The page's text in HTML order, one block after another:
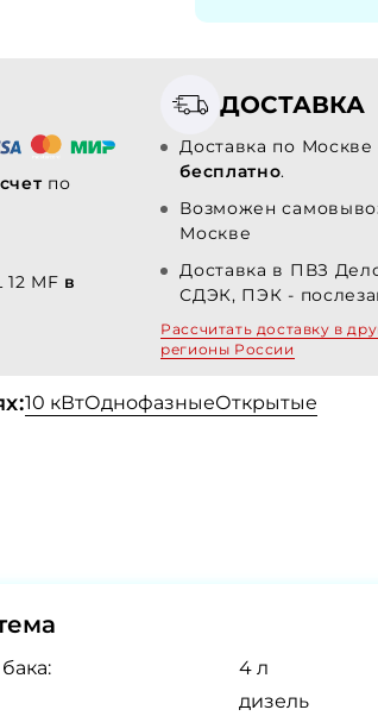
по
12 MF в
ДОСТАВКА
Доставка по Москве
бесплатно.
Возможен
Москве
Доставка в ПВЗ
СДЭК, ПЭК -
Рассчитать доставку в
регионы России
10 кВтОднофазныеОткрытые
4 л
дизель